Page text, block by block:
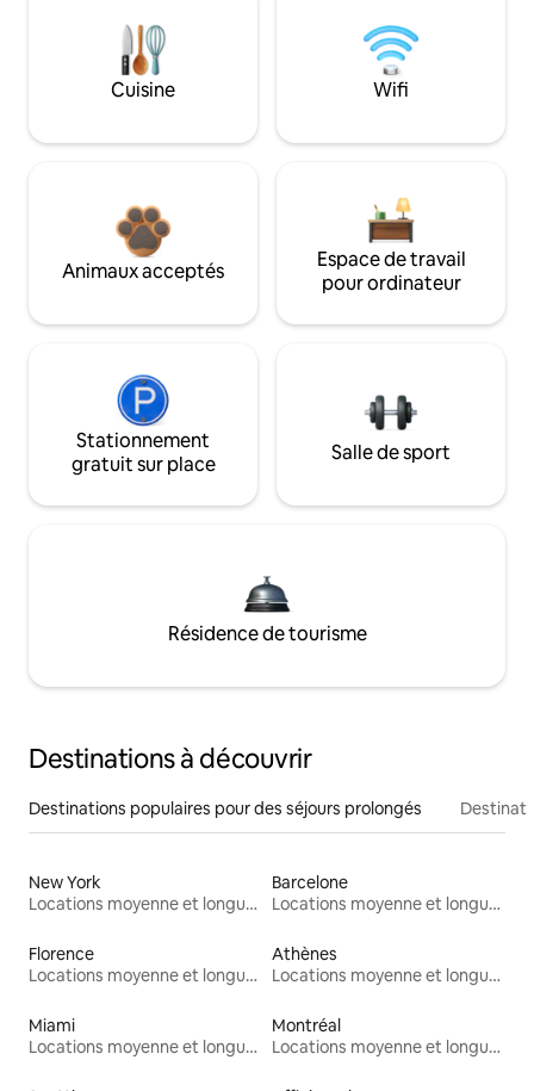
Cuisine Wifi
Animaux acceptés
Espace de travail
pour ordinateur
Stationnement
gratuit sur place
Salle de sport
Résidence de tourisme
Destinations à découvrir
Destinations populaires pour des séjours prolongés
New York
Locations moyenne et longue durée
Barcelone
Locations moyenne et longue durée
Florence
Locations moyenne et longue durée
Athènes
Locations moyenne et longue durée
Miami
Locations moyenne et longue durée
Montréal
Locations moyenne et longue durée